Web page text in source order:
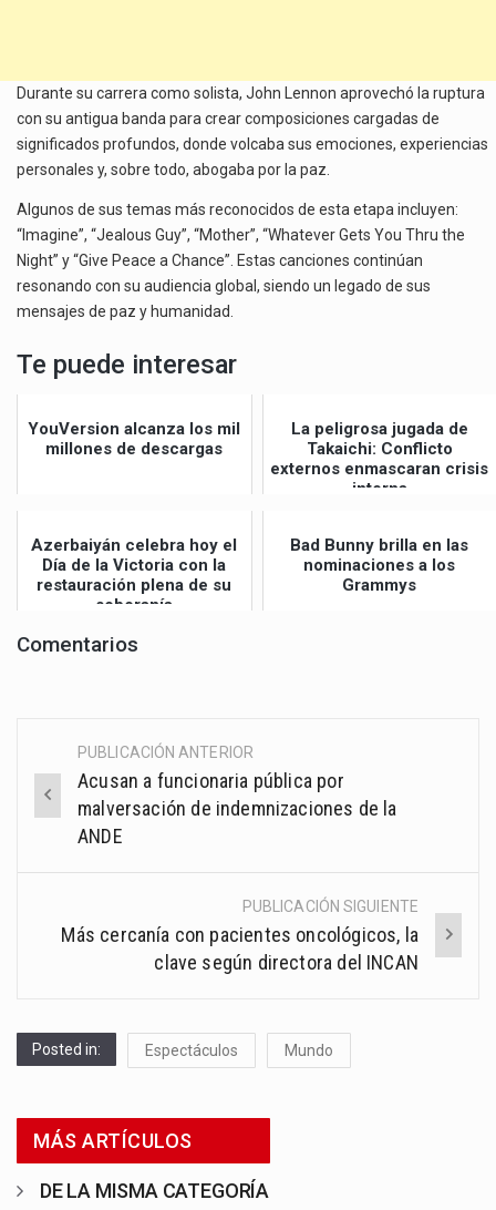
Durante su carrera como solista, John Lennon aprovechó la ruptura
con su antigua banda para crear composiciones cargadas de
significados profundos, donde volcaba sus emociones, experiencias
personales y, sobre todo, abogaba por la paz.
Algunos de sus temas más reconocidos de esta etapa incluyen:
“Imagine”, “Jealous Guy”, “Mother”, “Whatever Gets You Thru the
Night” y “Give Peace a Chance”. Estas canciones continúan
resonando con su audiencia global, siendo un legado de sus
mensajes de paz y humanidad.
Te puede interesar
YouVersion alcanza los mil
millones de descargas
La peligrosa jugada de
Takaichi: Conflicto
externos enmascaran crisis
interna
Azerbaiyán celebra hoy el
Día de la Victoria con la
restauración plena de su
soberanía
Bad Bunny brilla en las
nominaciones a los
Grammys
Comentarios
Post
navigation
PUBLICACIÓN ANTERIOR
Acusan a funcionaria pública por
malversación de indemnizaciones de la
ANDE
PUBLICACIÓN SIGUIENTE
Más cercanía con pacientes oncológicos, la
clave según directora del INCAN
Posted in: Espectáculos Mundo
MÁS ARTÍCULOS
DE LA MISMA CATEGORÍA